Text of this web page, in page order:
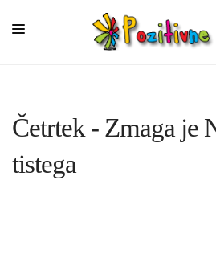
MISLI
Četrtek - Zmaga je
tistega